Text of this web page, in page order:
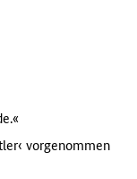
vorgenommen